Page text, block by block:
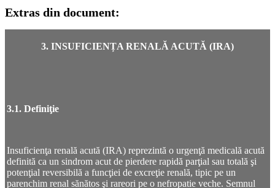
Extras din document:
3. INSUFICIENȚA RENALĂ ACUTĂ (IRA)
3.1. Definiţie
Insuficienţa renală acută (IRA) reprezintă o urgenţă medicală acută
definită ca un sindrom acut de pierdere rapidă parţial sau totală şi
potenţial reversibilă a funcţiei de excreţie renală, tipic pe un
parenchim renal sănătos şi rareori pe o nefropatie veche. Semnul